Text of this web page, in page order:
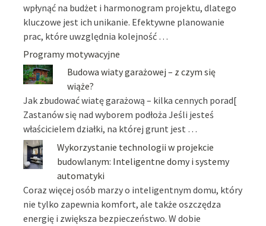
wpłynąć na budżet i harmonogram projektu, dlatego
kluczowe jest ich unikanie. Efektywne planowanie
prac, które uwzględnia kolejność …
Programy motywacyjne
Budowa wiaty garażowej – z czym się
wiąże?
Jak zbudować wiatę garażową – kilka cennych porad[
Zastanów się nad wyborem podłoża Jeśli jesteś
właścicielem działki, na której grunt jest …
Wykorzystanie technologii w projekcie
budowlanym: Inteligentne domy i systemy
automatyki
Coraz więcej osób marzy o inteligentnym domu, który
nie tylko zapewnia komfort, ale także oszczędza
energię i zwiększa bezpieczeństwo. W dobie